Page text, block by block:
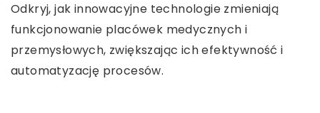
lotniczej, uwzględniając kluczowe parametry i
technologie, które pomogą Ci zrobić doskonałe
zdjęcia z powietrza.
Odkryj, jak innowacyjne technologie zmieniają
funkcjonowanie placówek medycznych i
przemysłowych, zwiększając ich efektywność i
automatyzację procesów.